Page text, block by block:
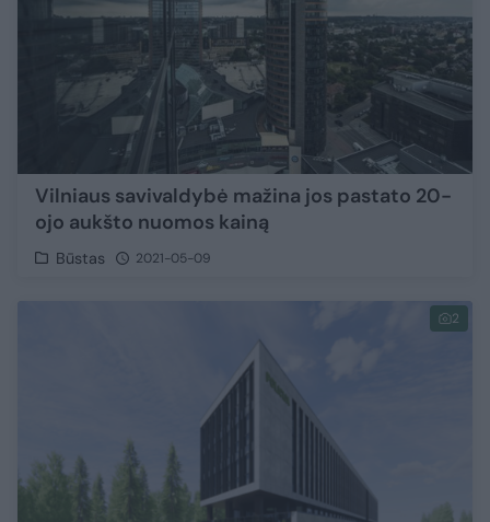
Vilniaus savivaldybė mažina jos pastato 20-
ojo aukšto nuomos kainą
Būstas 2021-05-09
2